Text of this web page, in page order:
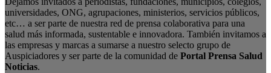
universidades, ONG, agrupaciones, ministerios, servicios públicos,
etc… a ser parte de nuestra red de prensa colaborativa para una
salud más informada, sustentable e innovadora. También invitamos a
las empresas y marcas a sumarse a nuestro selecto grupo de
Auspiciadores y ser parte de la comunidad de Portal Prensa Salud
Noticias.